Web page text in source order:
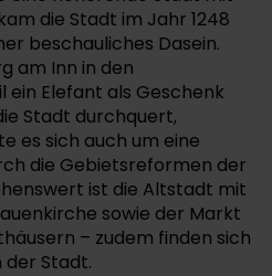
die Stadt im Jahr 1248
beschauliches Dasein.
am Inn in den
ein Elefant als Geschenk
Stadt durchquert,
es sich auch um eine
die Gebietsreformen der
ist die Altstadt mit
sowie der Markt
– zudem finden sich
der Stadt.